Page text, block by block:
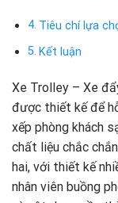
Tiêu chí lựa
Kết luận
Xe Trolley – Xe
được thiết kế để
xếp phòng khách
chất liệu chắc
hai, với thiết kế
nhân viên buồng